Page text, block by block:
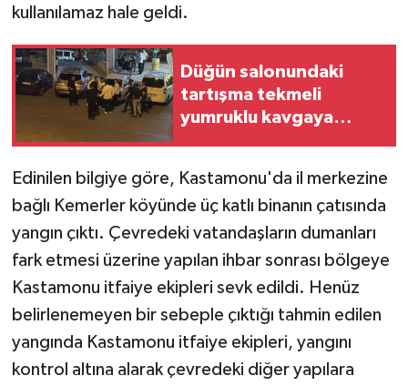
kullanılamaz hale geldi.
Düğün salonundaki
tartışma tekmeli
yumruklu kavgaya
Edinilen bilgiye göre, Kastamonu'da il merkezine
bağlı Kemerler köyünde üç katlı binanın çatısında
yangın çıktı. Çevredeki vatandaşların dumanları
fark etmesi üzerine yapılan ihbar sonrası bölgeye
Kastamonu itfaiye ekipleri sevk edildi. Henüz
belirlenemeyen bir sebeple çıktığı tahmin edilen
yangında Kastamonu itfaiye ekipleri, yangını
kontrol altına alarak çevredeki diğer yapılara